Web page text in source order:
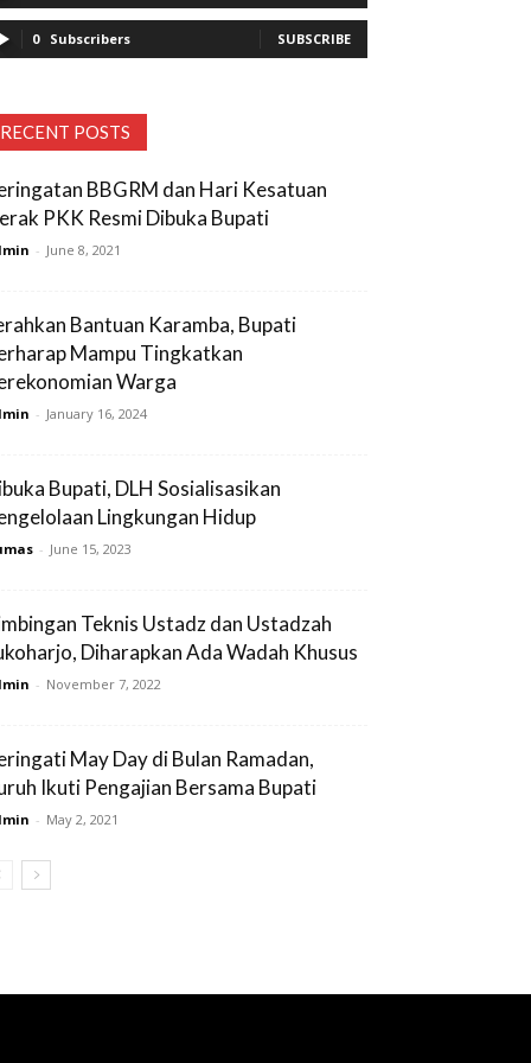
0 Subscribers SUBSCRIBE
RECENT POSTS
BBGRM dan Hari Kesatuan
PKK Resmi Dibuka Bupati
- June 8, 2021
Bantuan Karamba, Bupati
Mampu Tingkatkan
Warga
- January 16, 2024
Bupati, DLH Sosialisasikan
Lingkungan Hidup
- June 15, 2023
Teknis Ustadz dan Ustadzah
Diharapkan Ada Wadah Khusus
- November 7, 2022
May Day di Bulan Ramadan,
Ikuti Pengajian Bersama Bupati
- May 2, 2021